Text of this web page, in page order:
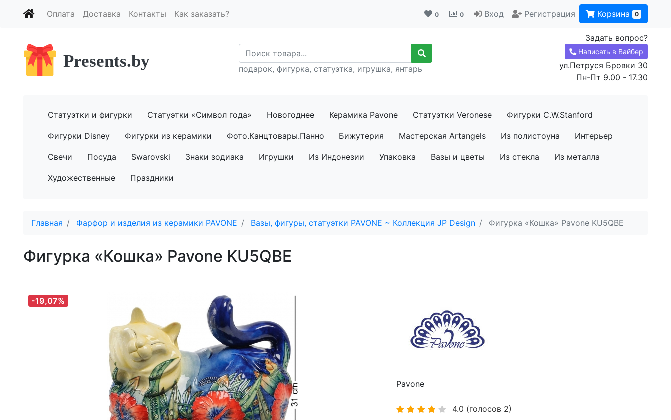
Оплата Доставка Контакты Как заказать? 0 0 Вход Регистрация Корзина 0
Presents.by подарок, фигурка, статуэтка, игрушка, янтарь
Задать вопрос?
Написать в Вайбер
ул.Петруся Бровки 30
Пн-Пт 9.00 - 17.30
Статуэтки и фигурки Статуэтки «Символ года» Новогоднее Керамика Pavone Статуэтки Veronese Фигурки C.W.Stanford
Фигурки Disney Фигурки из керамики Фото.Канцтовары.Панно Бижутерия Мастерская Artangels Из полистоуна Интерьер
Свечи Посуда Swarovski Знаки зодиака Игрушки Из Индонезии Упаковка Вазы и цветы Из стекла Из металла
Художественные Праздники
Главная Фарфор и изделия из керамики PAVONE Вазы, фигуры, статуэтки PAVONE ~ Коллекция JP Design Фигурка «Кошка» Pavone KU5QBE
Фигурка «Кошка» Pavone KU5QBE
-19,07%
Pavone
4.0 (голосов 2)